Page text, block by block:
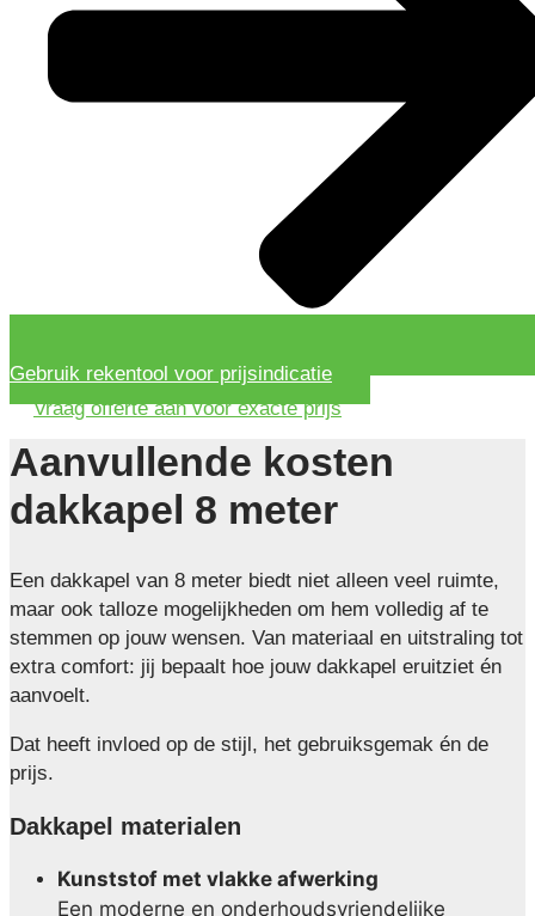
Gebruik rekentool voor prijsindicatie
Vraag offerte aan voor exacte prijs
Aanvullende kosten
dakkapel 8 meter
Een dakkapel van 8 meter biedt niet alleen veel ruimte,
maar ook talloze mogelijkheden om hem volledig af te
stemmen op jouw wensen. Van materiaal en uitstraling tot
extra comfort: jij bepaalt hoe jouw dakkapel eruitziet én
aanvoelt.
Dat heeft invloed op de stijl, het gebruiksgemak én de
prijs.
Dakkapel materialen
Kunststof met vlakke afwerking
Een moderne en onderhoudsvriendelijke